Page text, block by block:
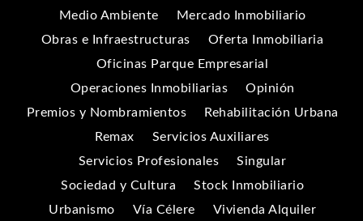
Medio Ambiente
Mercado Inmobiliario
Obras e Infraestructuras
Oferta Inmobiliaria
Oficinas Parque Empresarial
Operaciones Inmobiliarias
Opinión
Premios y Nombramientos
Rehabilitación Urbana
Remax
Servicios Auxiliares
Servicios Profesionales
Singular
Sociedad y Cultura
Stock Inmobiliario
Urbanismo
Vía Célere Vivienda Alquiler